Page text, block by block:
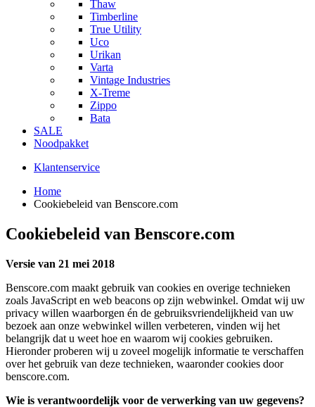
Thaw
Timberline
True Utility
Uco
Urikan
Varta
Vintage Industries
X-Treme
Zippo
Bata
SALE
Noodpakket
Klantenservice
Home
Cookiebeleid van Benscore.com
Cookiebeleid van Benscore.com
Versie van 21 mei 2018
Benscore.com maakt gebruik van cookies en overige technieken
zoals JavaScript en web beacons op zijn webwinkel. Omdat wij uw
privacy willen waarborgen én de gebruiksvriendelijkheid van uw
bezoek aan onze webwinkel willen verbeteren, vinden wij het
belangrijk dat u weet hoe en waarom wij cookies gebruiken.
Hieronder proberen wij u zoveel mogelijk informatie te verschaffen
over het gebruik van deze technieken, waaronder cookies door
benscore.com.
Wie is verantwoordelijk voor de verwerking van uw gegevens?